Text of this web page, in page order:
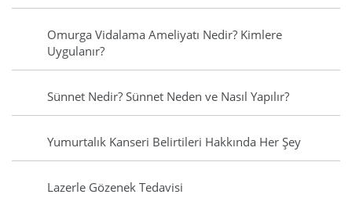
Omurga Vidalama Ameliyatı Nedir? Kimlere
Uygulanır?
Sünnet Nedir? Sünnet Neden ve Nasıl Yapılır?
Yumurtalık Kanseri Belirtileri Hakkında Her Şey
Lazerle Gözenek Tedavisi